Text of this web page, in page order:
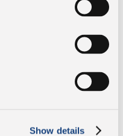
Show details
g à 2,5 kg.